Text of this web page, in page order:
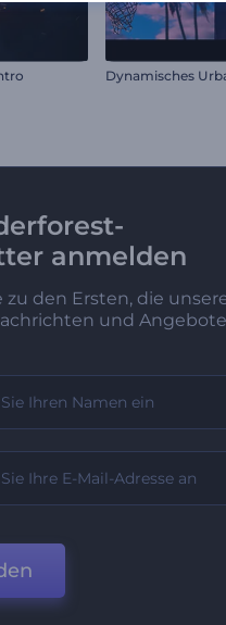
Dynamisches
anmelden
zu den Ersten, die
und Angebote